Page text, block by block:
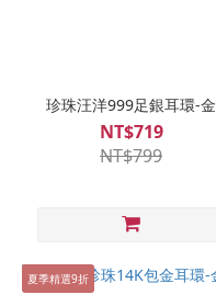
珍珠汪洋999足銀耳環-金
NT$719
NT$799
夏季精選9折